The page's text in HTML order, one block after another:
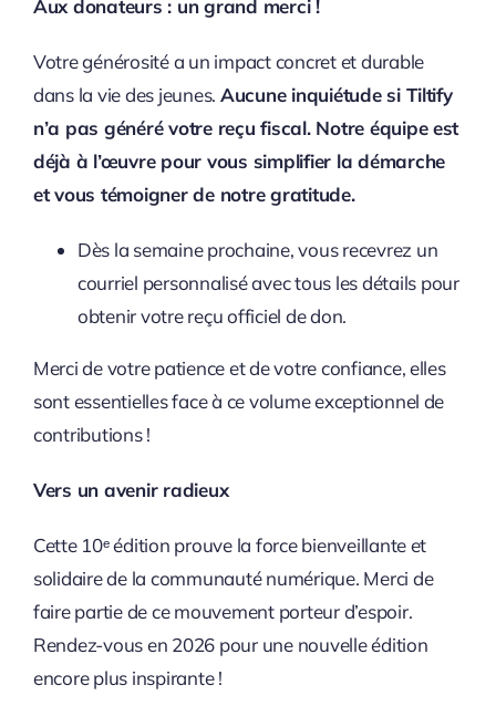
Aux donateurs : un grand merci !
Votre générosité a un impact concret et durable
dans la vie des jeunes. Aucune inquiétude si Tiltify
n’a pas généré votre reçu fiscal. Notre équipe est
déjà à l’œuvre pour vous simplifier la démarche
et vous témoigner de notre gratitude.
Dès la semaine prochaine, vous recevrez un
courriel personnalisé avec tous les détails pour
obtenir votre reçu officiel de don.
Merci de votre patience et de votre confiance, elles
sont essentielles face à ce volume exceptionnel de
contributions !
Vers un avenir radieux
Cette 10ᵉ édition prouve la force bienveillante et
solidaire de la communauté numérique. Merci de
faire partie de ce mouvement porteur d’espoir.
Rendez-vous en 2026 pour une nouvelle édition
encore plus inspirante !